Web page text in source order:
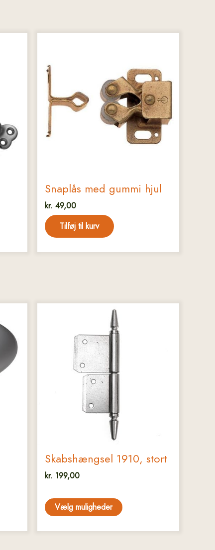
Snaplås med gummi hjul
kr. 49,00
Tilføj til kurv
Skabshængsel 1910, stort
kr. 199,00
Vælg muligheder
varianter.
Mulighederne